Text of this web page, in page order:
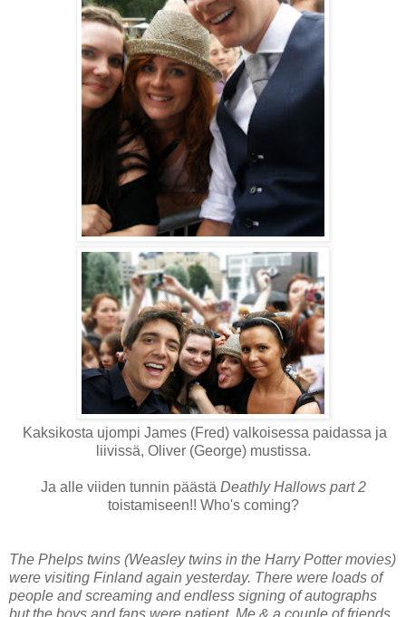
Kaksikosta ujompi James (Fred) valkoisessa paidassa ja
liivissä, Oliver (George) mustissa.
Ja alle viiden tunnin päästä Deathly Hallows part 2
toistamiseen!! Who's coming?
The Phelps twins (Weasley twins in the Harry Potter movies)
were visiting Finland again yesterday. There were loads of
people and screaming and endless signing of autographs
but the boys and fans were patient. Me & a couple of friends